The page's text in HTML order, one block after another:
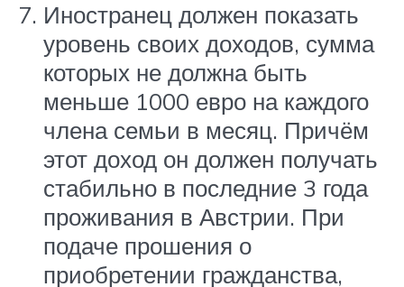
Иностранец должен показать
уровень своих доходов, сумма
которых не должна быть
меньше 1000 евро на каждого
члена семьи в месяц. Причём
этот доход он должен получать
стабильно в последние 3 года
проживания в Австрии. При
подаче прошения о
приобретении гражданства,